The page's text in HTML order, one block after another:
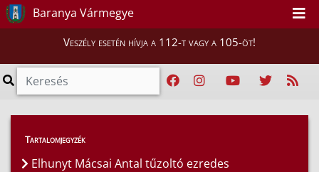
Baranya Vármegye
Veszély esetén hívja a 112-t vagy a 105-öt!
Híreink > Hírek
Tartalomjegyzék
Elhunyt Mácsai Antal tűzoltó ezredes